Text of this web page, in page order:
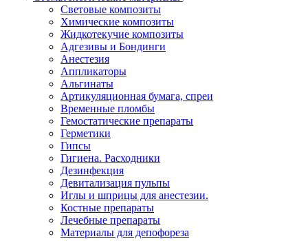
Световые композиты
Химические композиты
Жидкотекучие композиты
Адгезивы и Бондинги
Анестезия
Аппликаторы
Альгинаты
Артикуляционная бумага, спреи
Временные пломбы
Гемостатические препараты
Герметики
Гипсы
Гигиена. Расходники
Дезинфекция
Девитализация пульпы
Иглы и шприцы для анестезии.
Костные препараты
Лечебные препараты
Материалы для депофореза